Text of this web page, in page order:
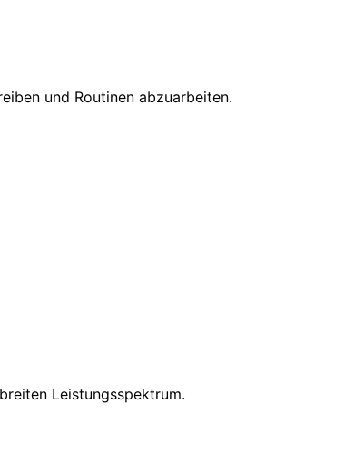
und Routinen abzuarbeiten.
Leistungsspektrum.